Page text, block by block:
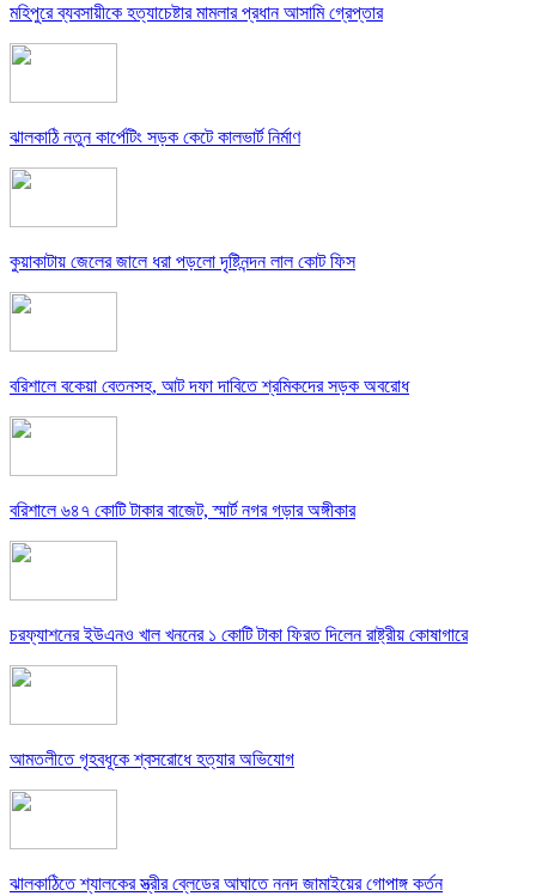
মহিপুরে ব্যবসায়ীকে হত্যাচেষ্টার মামলার প্রধান আসামি গ্রেপ্তার
ঝালকাঠি নতুন কার্পেটিং সড়ক কেটে কালভার্ট নির্মাণ
কুয়াকাটায় জেলের জালে ধরা পড়লো দৃষ্টিনন্দন লাল কোট ফিস
বরিশালে বকেয়া বেতনসহ, আট দফা দাবিতে শ্রমিকদের সড়ক অবরোধ
বরিশালে ৬৪৭ কোটি টাকার বাজেট, স্মার্ট নগর গড়ার অঙ্গীকার
চরফ্যাশনের ইউএনও খাল খননের ১ কোটি টাকা ফিরত দিলেন রাষ্ট্রীয় কোষাগারে
আমতলীতে গৃহবধূকে শ্বসরোধে হত্যার অভিযোগ
ঝালকাঠিতে শ্যালকের স্ত্রীর ব্লেডের আঘাতে ননদ জামাইয়ের গোপাঙ্গ কর্তন